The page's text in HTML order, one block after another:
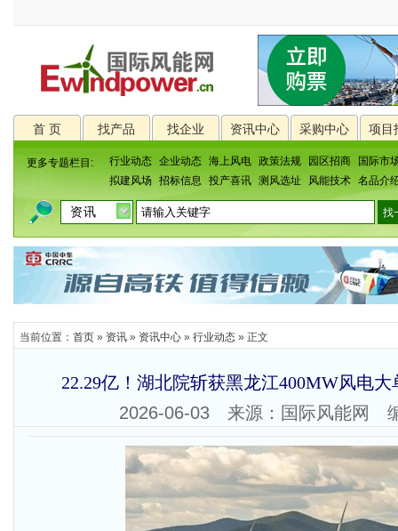
首 页 找产品 找企业 资讯中心 采购中心 项目
更多专题栏目: 行业动态 企业动态 海上风电 政策法规 园区招商
国际市
拟建风场
招标信息 投产喜讯 测风选址 风能技术 名品介
当前位置： 首页 » 资讯 » 资讯中心 » 行业动态 » 正文
22.29亿！湖北院斩获黑龙江400MW风电
2026-06-03 来源：国际风能网